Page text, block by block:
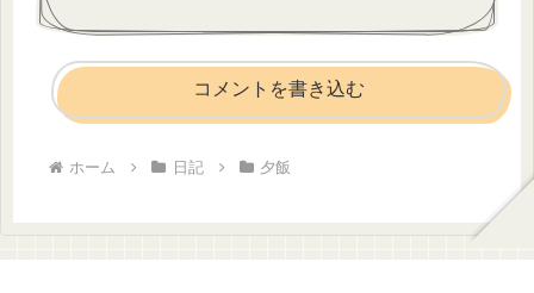
コメントを書き込む
ホーム 日記 夕飯